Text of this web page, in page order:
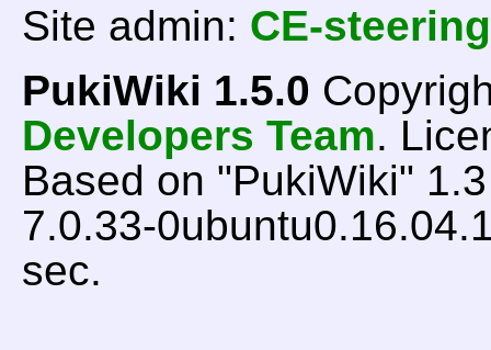
Site admin: CE-steering
PukiWiki 1.5.0
Developers Team.
Based on "PukiWiki"
7.0.33-
sec.